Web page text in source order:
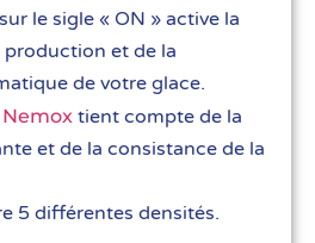
le sigle « ON » active la
production et de la
de votre glace.
Nemox tient compte de la
et de la consistance de la
5 différentes densités.